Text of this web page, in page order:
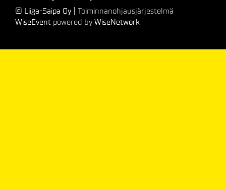
© Liiga-Saipa Oy | Toiminnanohjausjärjestelmä
WiseEvent powered by WiseNetwork